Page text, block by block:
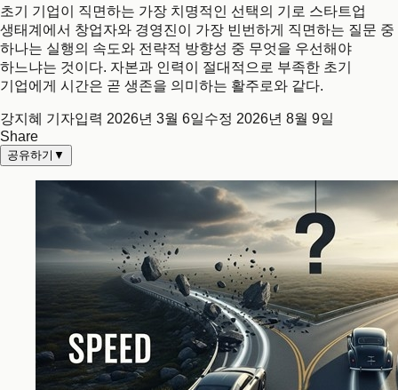
초기 기업이 직면하는 가장 치명적인 선택의 기로 스타트업
생태계에서 창업자와 경영진이 가장 빈번하게 직면하는 질문 중
하나는 실행의 속도와 전략적 방향성 중 무엇을 우선해야
하느냐는 것이다. 자본과 인력이 절대적으로 부족한 초기
기업에게 시간은 곧 생존을 의미하는 활주로와 같다.
강지혜 기자입력 2026년 3월 6일수정 2026년 8월 9일
Share
공유하기 ▼